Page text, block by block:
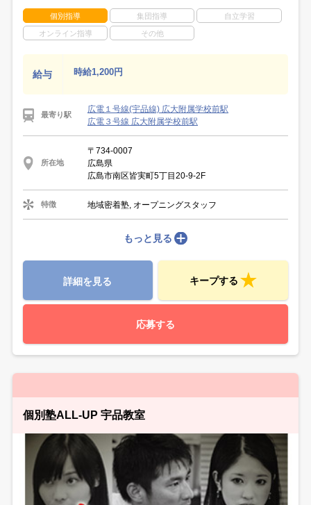
個別指導 集団指導 自立学習
オンライン指導 その他
給与 時給1,200円
最寄り駅
広電１号線(宇品線) 広大附属学校前駅
広電３号線 広大附属学校前駅
所在地
〒734-0007
広島県
広島市南区皆実町5丁目20-9-2F
特徴 地域密着塾, オープニングスタッフ
もっと見る
詳細を見る キープする
応募する
個別塾ALL-UP 宇品教室